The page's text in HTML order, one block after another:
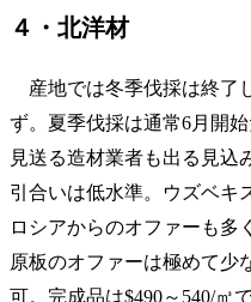
４・北洋材
産地では冬季伐採は終了
ず。夏季伐採は通常6月開
見送る造材業者も出る見込
引合いは低水準。ウズベキ
ロシアからのオファーも多
原板のオファーは極めて少
可。完成品は$490～540/㎥